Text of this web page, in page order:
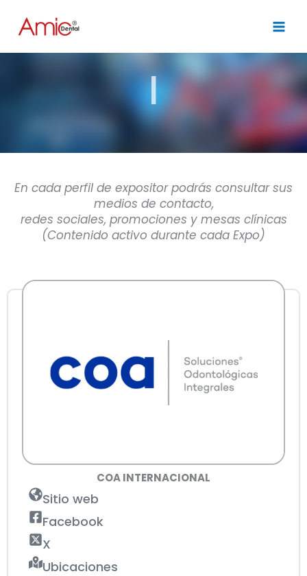
E
En cada perfil de expositor podrás consultar sus
medios de contacto,
redes sociales, promociones y mesas clínicas
(Contenido activo durante cada Expo)
COA INTERNACIONAL
Sitio web
Facebook
X
Ubicaciones